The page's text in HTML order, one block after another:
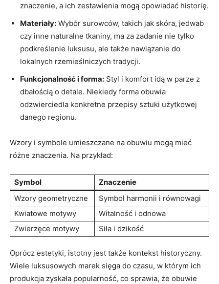
znaczenie, a ich zestawienia mogą opowiadać historię.
Materiały: Wybór surowców, takich jak skóra, jedwab
czy inne naturalne tkaniny, ma za zadanie nie tylko
podkreślenie luksusu, ale także nawiązanie do
lokalnych rzemieślniczych tradycji.
Funkcjonalność i forma: Styl i komfort idą w parze z
dbałością o detale. Niekiedy forma obuwia
odzwierciedla konkretne przepisy sztuki użytkowej
danego regionu.
Wzory i symbole umieszczane na obuwiu mogą mieć
różne znaczenia. Na przykład:
Symbol
Znaczenie
Wzory geometryczne
Symbol harmonii i równowagi
Kwiatowe motywy
Witalność i odnowa
Zwierzęce motywy
Siła i dzikość
Oprócz estetyki, istotny jest także kontekst historyczny.
Wiele luksusowych marek sięga do czasu, w którym ich
produkcja zyskała popularność, co sprawia, że obuwie